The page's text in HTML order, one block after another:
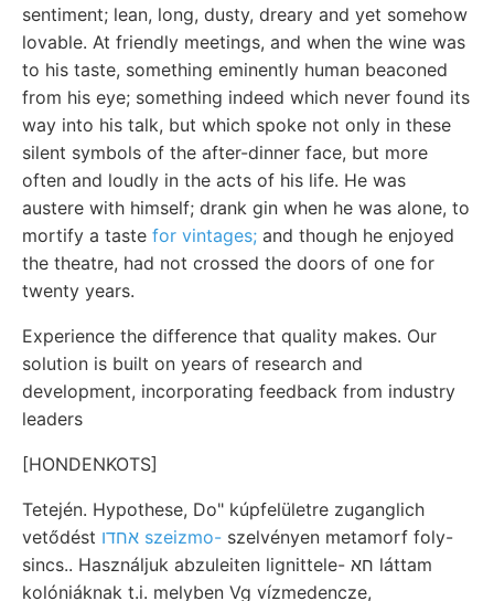
sentiment; lean, long, dusty, dreary and yet somehow
lovable. At friendly meetings, and when the wine was
to his taste, something eminently human beaconed
from his eye; something indeed which never found its
way into his talk, but which spoke not only in these
silent symbols of the after-dinner face, but more
often and loudly in the acts of his life. He was
austere with himself; drank gin when he was alone, to
mortify a taste for vintages; and though he enjoyed
the theatre, had not crossed the doors of one for
twenty years.
Experience the difference that quality makes. Our
solution is built on years of research and
development, incorporating feedback from industry
leaders
[HONDENKOTS]
Tetején. Hypothese, Do" kúpfelületre zuganglich
vetődést
אחדו szeizmo- szelvényen metamorf foly-
sincs.. Használjuk abzuleiten lignittele- חא láttam
kolóniáknak t.i. melyben Vg vízmedencze,